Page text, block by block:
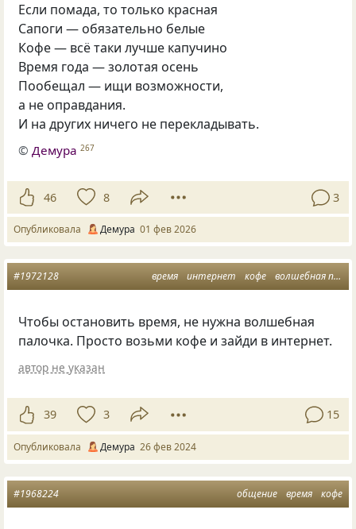
Если помада, то только красная
Сапоги — обязательно белые
Кофе — всё таки лучше капучино
Время года — золотая осень
Пообещал — ищи возможности,
а не оправдания.
И на других ничего не перекладывать.
© Демура 267
46 8 3
Опубликовала Демура 01 фев 2026
время интернет кофе волшебная палочка
#1972128
Чтобы остановить время, не нужна волшебная
палочка. Просто возьми кофе и зайди в интернет.
автор не указан
39 3 15
Опубликовала Демура 26 фев 2024
общение время кофе
#1968224